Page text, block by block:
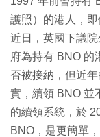
護照）的港人，即
近日，英國下議
府為持有 BNO 的
否被接納，但近
實，續領 BNO 並
的續領系統，於
BNO，是更簡單